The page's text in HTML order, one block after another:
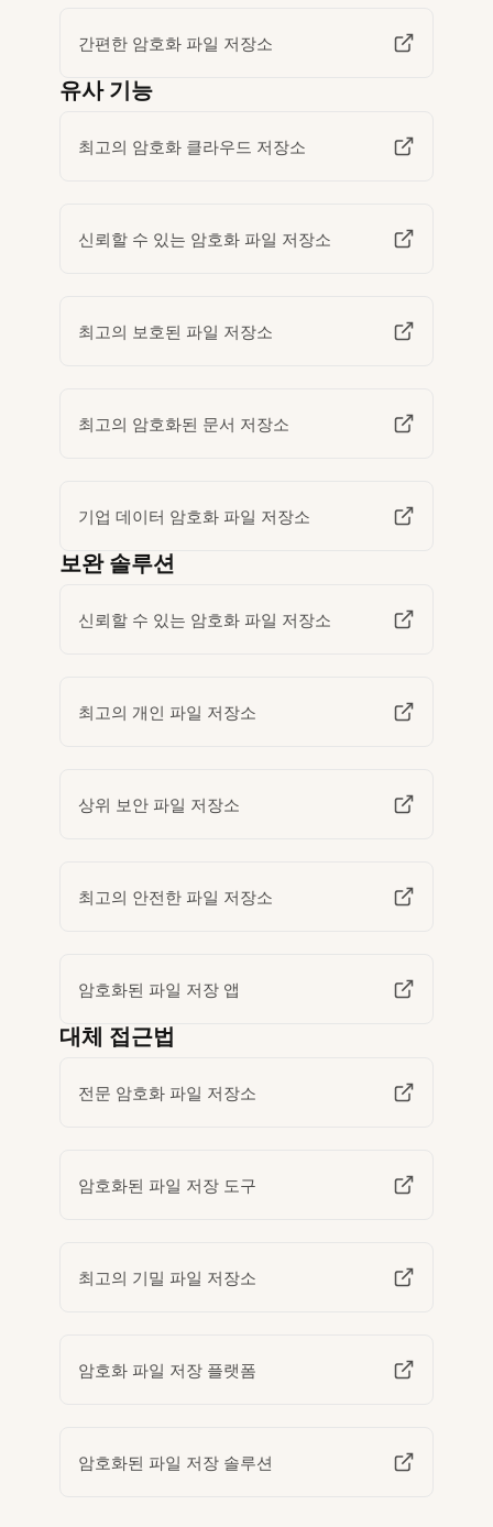
간편한 암호화 파일 저장소
유사 기능
최고의 암호화 클라우드 저장소
신뢰할 수 있는 암호화 파일 저장소
최고의 보호된 파일 저장소
최고의 암호화된 문서 저장소
기업 데이터 암호화 파일 저장소
보완 솔루션
신뢰할 수 있는 암호화 파일 저장소
최고의 개인 파일 저장소
상위 보안 파일 저장소
최고의 안전한 파일 저장소
암호화된 파일 저장 앱
대체 접근법
전문 암호화 파일 저장소
암호화된 파일 저장 도구
최고의 기밀 파일 저장소
암호화 파일 저장 플랫폼
암호화된 파일 저장 솔루션